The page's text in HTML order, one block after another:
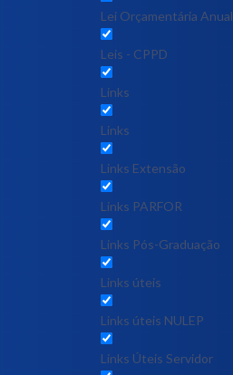
Lei Orçamentária Anual
Leis - CPPD
Links
Links
Links Extensão
Links PARFOR
Links Pós-Graduação
Links úteis
Links úteis NULEP
Links Úteis Servidor